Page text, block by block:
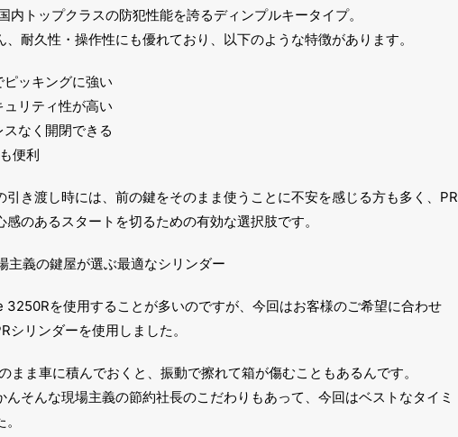
内トップクラスの防犯性能を誇るディンプルキータイプ。
耐久性・操作性にも優れており、以下のような特徴があります。
ッキングに強い
リティ性が高い
なく開閉できる
便利
引き渡し時には、前の鍵をそのまま使うことに不安を感じる方も多く、PR
のあるスタートを切るための有効な選択肢です。
主義の鍵屋が選ぶ最適なシリンダー
3250Rを使用することが多いのですが、今回はお客様のご希望に合わせ
シリンダーを使用しました。
まま車に積んでおくと、振動で擦れて箱が傷むこともあるんです。
んそんな現場主義の節約社長のこだわりもあって、今回はベストなタイミ